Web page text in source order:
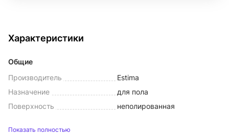
Характеристики
Общие
Производитель
Estima
Назначение
для пола
Поверхность
неполированная
Показать полностью